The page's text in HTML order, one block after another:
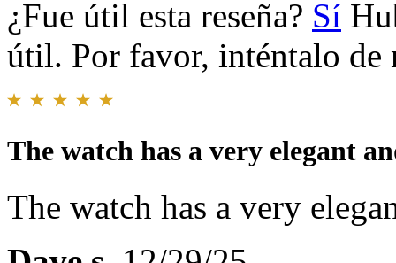
¿Fue útil esta reseña? Sí
útil. Por favor, inténtalo de
The watch has a very elegant
The watch has a very